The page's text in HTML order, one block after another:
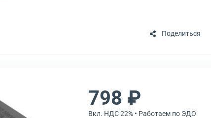
Поделиться
798 ₽
Вкл. НДС 22% • Работаем по ЭДО